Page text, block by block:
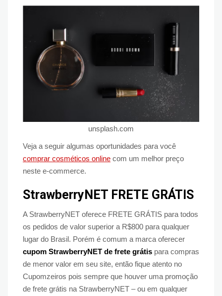
unsplash.com
Veja a seguir algumas oportunidades para você
comprar cosméticos online com um melhor preço
neste e-commerce.
StrawberryNET FRETE GRÁTIS
A StrawberryNET oferece FRETE GRÁTIS para todos
os pedidos de valor superior a R$800 para qualquer
lugar do Brasil. Porém é comum a marca oferecer
cupom StrawberryNET de frete grátis para compras
de menor valor em seu site, então fique atento no
Cupomzeiros pois sempre que houver uma promoção
de frete grátis na StrawberryNET – ou em qualquer